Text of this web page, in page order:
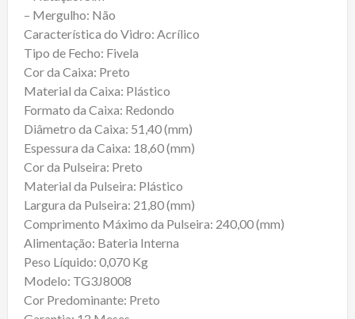
– Mergulho: Não
Característica do Vidro: Acrílico
Tipo de Fecho: Fivela
Cor da Caixa: Preto
Material da Caixa: Plástico
Formato da Caixa: Redondo
Diâmetro da Caixa: 51,40 (mm)
Espessura da Caixa: 18,60 (mm)
Cor da Pulseira: Preto
Material da Pulseira: Plástico
Largura da Pulseira: 21,80 (mm)
Comprimento Máximo da Pulseira: 240,00 (mm)
Alimentação: Bateria Interna
Peso Líquido: 0,070 Kg
Modelo: TG3J8008
Cor Predominante: Preto